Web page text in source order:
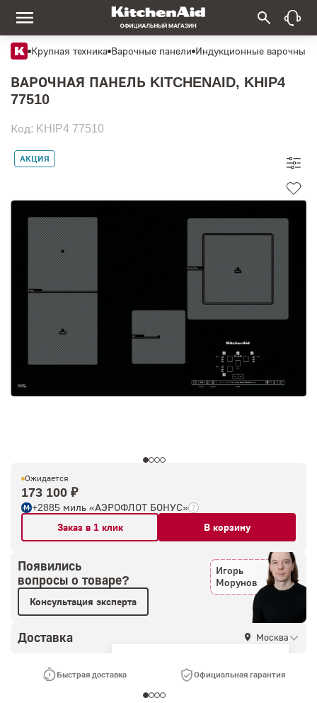
Крупная техника Варочные панели Индукционные варочные
ВАРОЧНАЯ ПАНЕЛЬ KITCHENAID, KHIP4
77510
Код: KHIP4 77510
АКЦИЯ
Ожидается
173 100 ₽
+2885 миль «АЭРОФЛОТ БОНУС»
Заказ в 1 клик
В корзину
Появились
вопросы о товаре?
Консультация эксперта
Игорь
Морунов
Доставка Москва
Быстрая доставка Официальная гарантия